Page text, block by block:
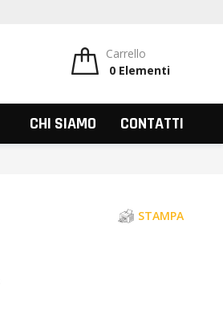
Carrello
0 Elementi
CHI SIAMO CONTATTI
STAMPA